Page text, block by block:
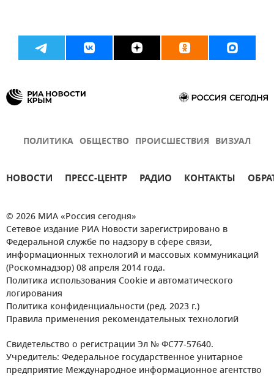
ПОЛИТИКА ОБЩЕСТВО ПРОИСШЕСТВИЯ ВИЗУАЛ
НОВОСТИ ПРЕСС-ЦЕНТР РАДИО КОНТАКТЫ
© 2026 МИА «Россия сегодня»
Сетевое издание РИА Новости зарегистрировано в
Федеральной службе по надзору в сфере связи,
информационных технологий и массовых коммуникаций
(Роскомнадзор) 08 апреля 2014 года.
Политика использования Cookie и автоматического
логирования
Политика конфиденциальности (ред. 2023 г.)
Правила применения рекомендательных технологий
Свидетельство о регистрации Эл № ФС77-57640.
Учредитель: Федеральное государственное унитарное
предприятие Международное информационное агентство